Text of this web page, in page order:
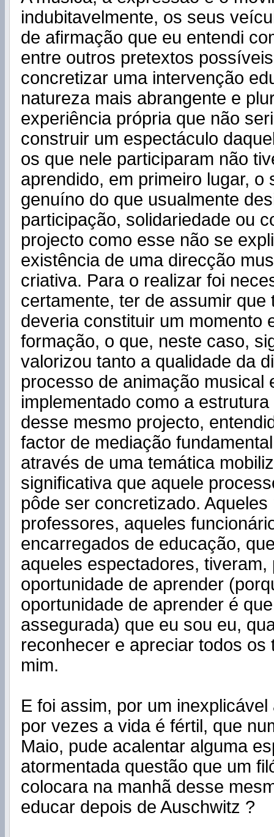
indubitavelmente, os seus
de afirmação que eu entendi
entre outros pretextos
concretizar uma intervenção
natureza mais abrangente e
experiência própria que não
construir um espectáculo
os que nele participaram não
aprendido, em primeiro lugar, o
genuíno do que usualmente
participação, solidariedade ou
projecto como esse não se
existência de uma direcção
criativa. Para o realizar foi
certamente, ter de assumir que
deveria constituir um momento
formação, o que, neste caso,
valorizou tanto a qualidade da
processo de animação musical
implementado como a
desse mesmo projecto,
factor de mediação
através de uma temática
significativa que aquele
pôde ser concretizado.
professores, aqueles
encarregados de educação,
aqueles espectadores, tiveram,
oportunidade de aprender
oportunidade de aprender é
assegurada) que eu sou eu,
reconhecer e apreciar todos os
mim.
E foi assim, por um
por vezes a vida é fértil, que
Maio, pude acalentar alguma
atormentada questão que um
colocara na manhã desse
educar depois de Auschwitz ?